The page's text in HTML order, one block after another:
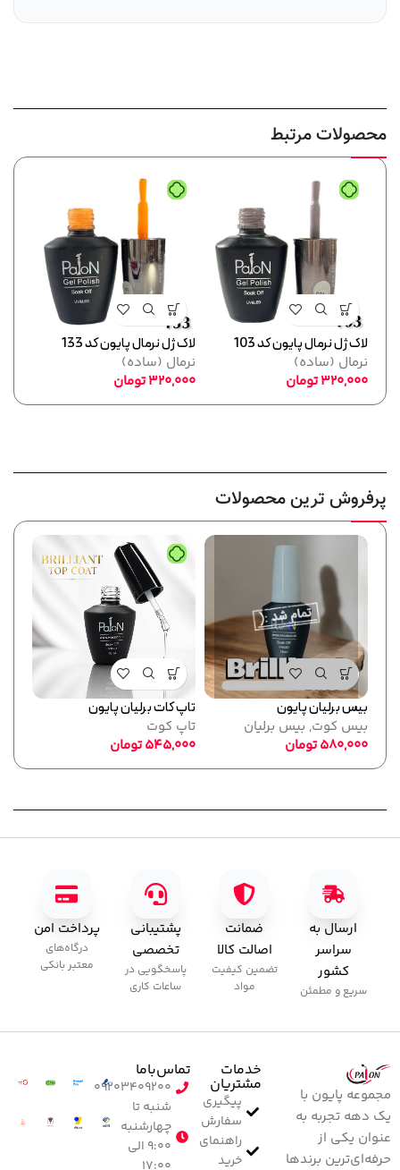
محصولات مرتبط
لاک ژل نرمال پایون کد 103
نرمال (ساده)
320,000تومان
لاک ژل نرمال پایون کد 133
نرمال (ساده)
320,000تومان
پرفروش ترین محصولات
بیس برلیان پایون
بیس کوت, بیس برلیان
580,000تومان
تاپ کات برلیان پایون
تاپ کوت
545,000تومان
ارسال به
سراسر
کشور
سریع و مطمئن
ضمانت
اصالت کالا
تضمین کیفیت
مواد
پشتیبانی
تخصصی
پاسخگویی در
ساعات کاری
پرداخت امن
درگاه‌های
معتبر بانکی
مجموعه پایون با
یک دهه تجربه به
عنوان یکی از
حرفه‌ای‌ترین برندها
خدمات
مشتریان
پیگیری
سفارش
راهنمای
خرید
تماس‌با‌ما
۰۹۲۰۳۴۰۹۲۰۰
شنبه تا
چهارشنبه
۹:۰۰ الی